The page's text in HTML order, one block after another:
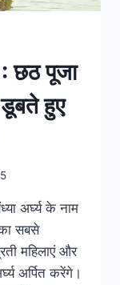
पूजा
हुए
अर्घ्य के नाम
सबसे
महिलाएं और
अर्पित करेंगे।